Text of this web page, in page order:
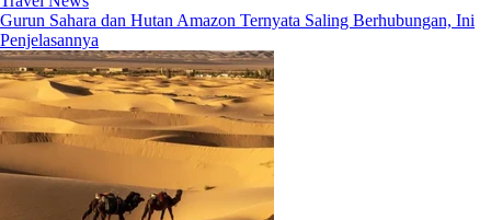
Gurun Sahara dan Hutan Amazon Ternyata Saling Berhubungan, Ini
Penjelasannya